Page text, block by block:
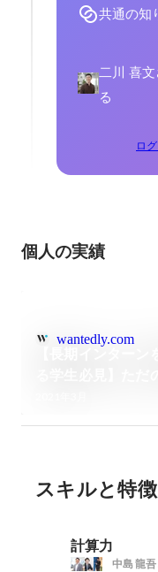
共通の知
二川 喜
る
ロ
個人の実績
wantedly.com
スキルと特徴
計算力
中島 龍吾